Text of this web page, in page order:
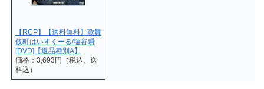
【RCP】【送料無料】歌舞
伎町はいすくーる/塩谷瞬
[DVD]【返品種別A】
価格：3,693円（税込、送
料込）